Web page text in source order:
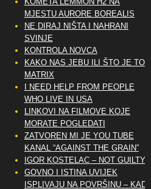
MJESTU AURORE BOREALIS
NE DIRAJ NIŠTA I NAHRANI
SVINJE
KONTROLA NOVCA
KAKO NAS JEBU ILI ŠTO JE TO
MATRIX
I NEED HELP FROM PEOPLE
WHO LIVE IN USA
LINKOVI NA FILMOVE KOJE
MORATE POGLEDATI
ZATVOREN MI JE YOU TUBE
KANAL “AGAINST THE GRAIN”
IGOR KOSTELAC – NOT GUILTY
GOVNO I ISTINA UVIJEK
ISPLIVAJU NA POVRŠINU – KAD